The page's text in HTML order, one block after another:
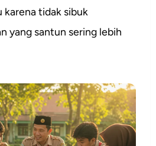
karena tidak sibuk
yang santun sering lebih